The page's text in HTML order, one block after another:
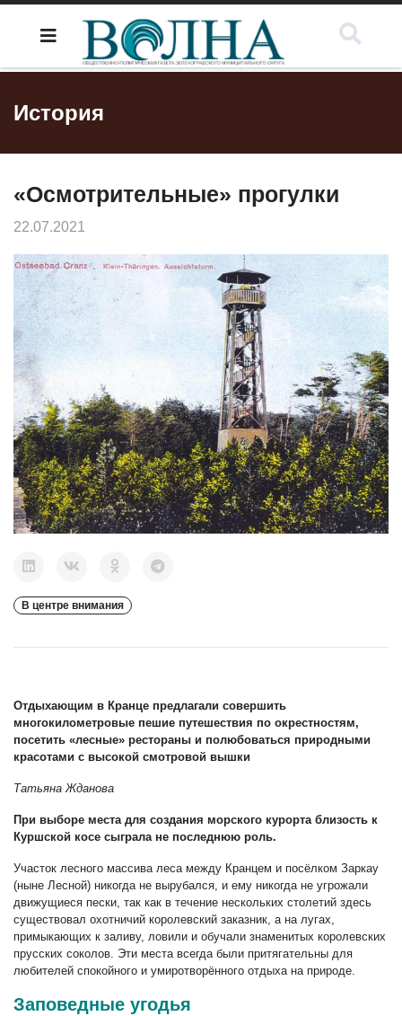
История
«Осмотрительные» прогулки
22.07.2021
В центре внимания
Отдыхающим в Кранце предлагали совершить
многокилометровые пешие путешествия по окрестностям,
посетить «лесные» рестораны и полюбоваться природными
красотами с высокой смотровой вышки
Татьяна Жданова
При выборе места для создания морского курорта близость к
Куршской косе сыграла не последнюю роль.
Участок лесного массива леса между Кранцем и посёлком Заркау
(ныне Лесной) никогда не вырубался, и ему никогда не угрожали
движущиеся пески, так как в течение нескольких столетий здесь
существовал охотничий королевский заказник, а на лугах,
примыкающих к заливу, ловили и обучали знаменитых королевских
прусских соколов. Эти места всегда были притягательны для
любителей спокойного и умиротворённого отдыха на природе.
Заповедные угодья